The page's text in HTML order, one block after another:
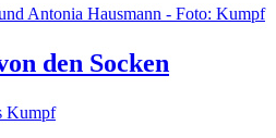
den Socken
Kumpf